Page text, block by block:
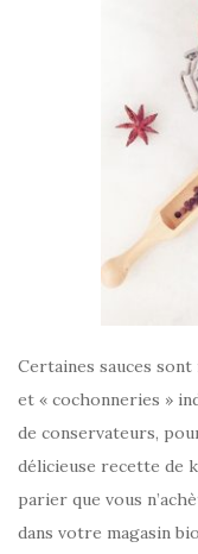
Certaines sauces
et « cochonneries »
de conservateurs,
délicieuse recette de
parier que vous
dans votre magasin